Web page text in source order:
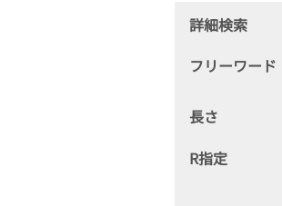
詳細検索
フリーワード
長さ
R指定